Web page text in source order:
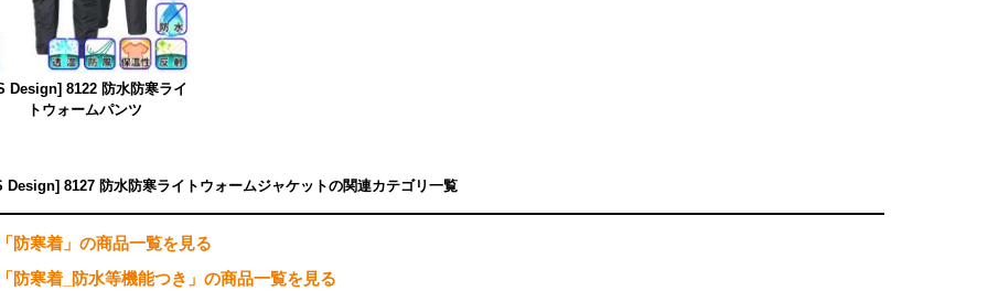
Design] 8122 防水防寒ライ
トウォームパンツ
Design] 8127 防水防寒ライトウォームジャケットの関連カテゴリ一覧
防寒着」の商品一覧を見る
防寒着_防水等機能つき」の商品一覧を見る